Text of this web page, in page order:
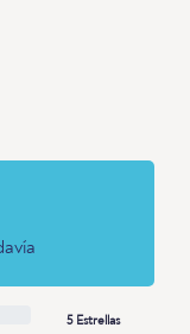
5 Estrellas